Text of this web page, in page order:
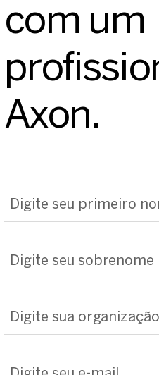
com um
Axon.
Digite seu primeiro
Digite seu sobrenome
Digite sua